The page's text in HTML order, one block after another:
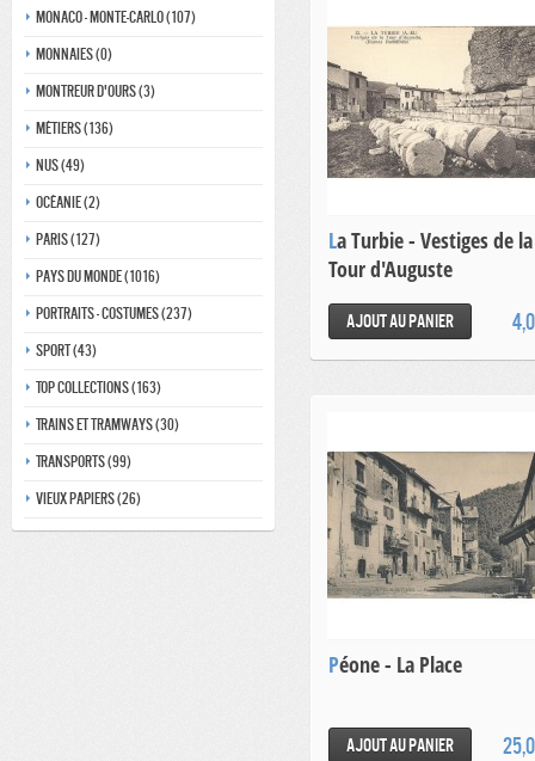
Monaco - monte-carlo (107)
Monnaies (0)
Montreur d'ours (3)
Métiers (136)
Nus (49)
Océanie (2)
Paris (127)
Pays du monde (1016)
Portraits - costumes (237)
Sport (43)
Top collections (163)
Trains et tramways (30)
Transports (99)
Vieux papiers (26)
La Turbie - Vestiges de la
Tour d'Auguste
Ajout au panier
Péone - La Place
Ajout au panier